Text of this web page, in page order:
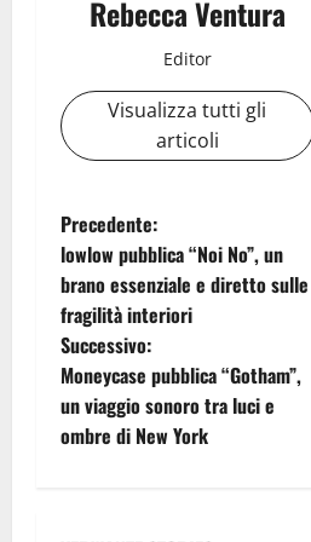
Rebecca Ventura
Editor
Visualizza tutti gli
articoli
N
a
v
i
g
Precedente:
lowlow pubblica “Noi No”, un
brano essenziale e diretto sulle
fragilità interiori
Successivo:
Moneycase pubblica “Gotham”,
un viaggio sonoro tra luci e
ombre di New York